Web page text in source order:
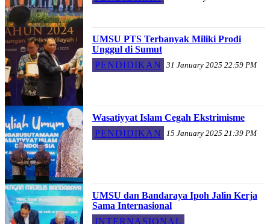
UMSU PTS Terbanyak Miliki Prodi
Unggul di Sumut
PENDIDIKAN
31 January 2025 22:59 PM
Wasatiyyat Islam Cegah Ekstrimisme
PENDIDIKAN
15 January 2025 21:39 PM
UMSU dan Bandaraya Ipoh Jalin Kerja
Sama Internasional
INTERNASIONAL